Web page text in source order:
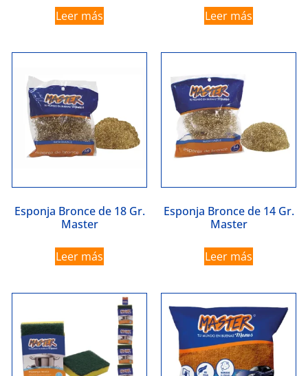
Leer más Leer más
Esponja Bronce de 18 Gr.
Master
Leer más
Esponja Bronce de 14 Gr.
Master
Leer más